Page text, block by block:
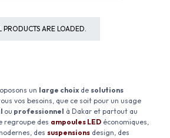
PRODUCTS ARE LOADED.
un large choix de solutions
vos besoins, que ce soit pour un usage
ou professionnel à Dakar et partout au
regroupe des ampoules LED économiques,
des suspensions design, des